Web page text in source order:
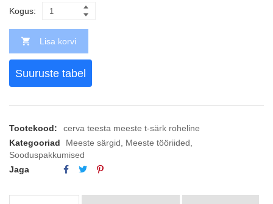
Kogus:
Lisa korvi
Suuruste tabel
Tootekood:
cerva teesta meeste t-särk roheline
Kategooriad
Meeste särgid Meeste tööriided
Sooduspakkumised
Jaga